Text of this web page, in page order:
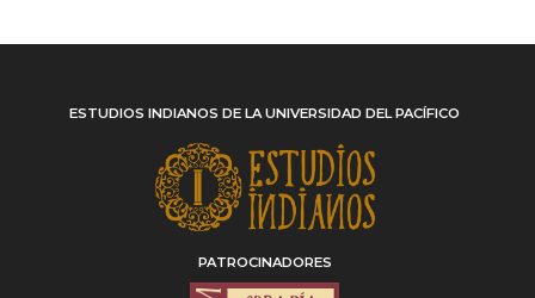
ESTUDIOS INDIANOS DE LA UNIVERSIDAD DEL PACÍFICO
PATROCINADORES